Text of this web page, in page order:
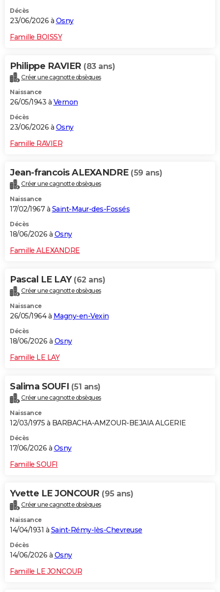
Décès
23/06/2026 à Osny
Famille BOISSY
Philippe RAVIER (83 ans)
Créer une cagnotte obsèques
Naissance
26/05/1943 à Vernon
Décès
23/06/2026 à Osny
Famille RAVIER
Jean-francois ALEXANDRE (59 ans)
Créer une cagnotte obsèques
Naissance
17/02/1967 à Saint-Maur-des-Fossés
Décès
18/06/2026 à Osny
Famille ALEXANDRE
Pascal LE LAY (62 ans)
Créer une cagnotte obsèques
Naissance
26/05/1964 à Magny-en-Vexin
Décès
18/06/2026 à Osny
Famille LE LAY
Salima SOUFI (51 ans)
Créer une cagnotte obsèques
Naissance
12/03/1975 à BARBACHA-AMZOUR-BEJAIA ALGERIE
Décès
17/06/2026 à Osny
Famille SOUFI
Yvette LE JONCOUR (95 ans)
Créer une cagnotte obsèques
Naissance
14/04/1931 à Saint-Rémy-lès-Chevreuse
Décès
14/06/2026 à Osny
Famille LE JONCOUR